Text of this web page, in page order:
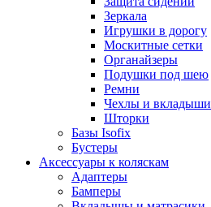
Зеркала
Игрушки в дорогу
Москитные сетки
Органайзеры
Подушки под шею
Ремни
Чехлы и вкладыши
Шторки
Базы Isofix
Бустеры
Аксессуары к коляскам
Адаптеры
Бамперы